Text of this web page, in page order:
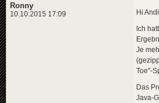
Ronny
10.10.2015 17:09 Hi
Ich
Je
Toe"-
Das
Java-